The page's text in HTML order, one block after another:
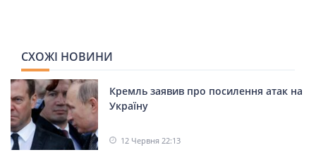
СХОЖІ НОВИНИ
Кремль заявив про посилення атак на
Україну
12 Червня 22:13